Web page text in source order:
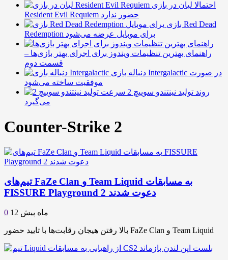
احتمالا لیان در بازی
Resident Evil Requiem حضور ندارد
بازی Red Dead
Redemption برای موبایل عرضه می‌شود
راهنمای بهترین تنظیمات ویندوز برای اجرای بهتر بازی‌ها –
قسمت دوم
دنباله بازی Intergalactic در صورت
موفقیت ساخته می‌شود
روند تولید نینتندو سوییچ 2 سرعت
می‌گیرد
Counter-Strike 2
تیم‌های FaZe Clan و Team Liquid به مسابقات
FISSURE Playground 2 دعوت شدند
0 12 ماه پیش
بالا رفتن هیجان رقابت‌ها با تایید حضور FaZe Clan و Team Liquid